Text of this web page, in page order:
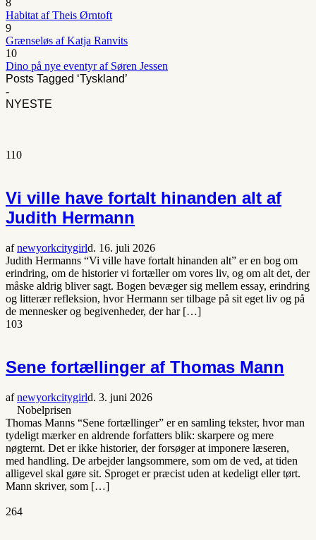
8
Habitat af Theis Ørntoft
9
Grænseløs af Katja Ranvits
10
Dino på nye eventyr af Søren Jessen
Posts Tagged ‘Tyskland’
-
NYESTE
110
Vi ville have fortalt hinanden alt af
Judith Hermann
afnewyorkcitygirld. 16. juli 2026
Judith Hermanns “Vi ville have fortalt hinanden alt” er en bog om
erindring, om de historier vi fortæller om vores liv, og om alt det, der
måske aldrig bliver sagt. Bogen bevæger sig mellem essay, erindring
og litterær refleksion, hvor Hermann ser tilbage på sit eget liv og på
de mennesker og begivenheder, der har […]
103
Sene fortællinger af Thomas Mann
afnewyorkcitygirld. 3. juni 2026
Nobelprisen
Thomas Manns “Sene fortællinger” er en samling tekster, hvor man
tydeligt mærker en aldrende forfatters blik: skarpere og mere
nøgternt. Det er ikke historier, der forsøger at imponere læseren,
med handling. De arbejder langsommere, som om de ved, at tiden
alligevel skal gøre sit. Sproget er præcist uden at kedeligt eller tørt.
Mann skriver, som […]
264